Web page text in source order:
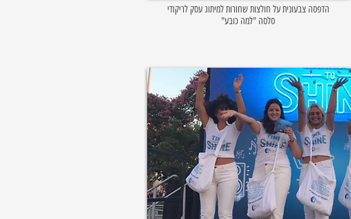
הדפסה צבעונית על חולצות שחורות למיתוג עסק לריקודי
סלסה "למה כובע"